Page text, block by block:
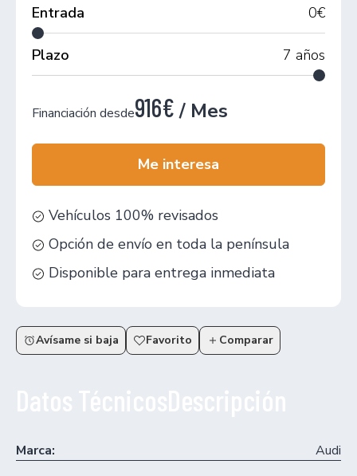
Entrada 0€
Plazo 7 años
Financiación desde916€ / Mes
Me interesa
Vehículos 100% revisados
Opción de envío en toda la península
Disponible para entrega inmediata
Avísame si baja Favorito Comparar
Marca: Audi